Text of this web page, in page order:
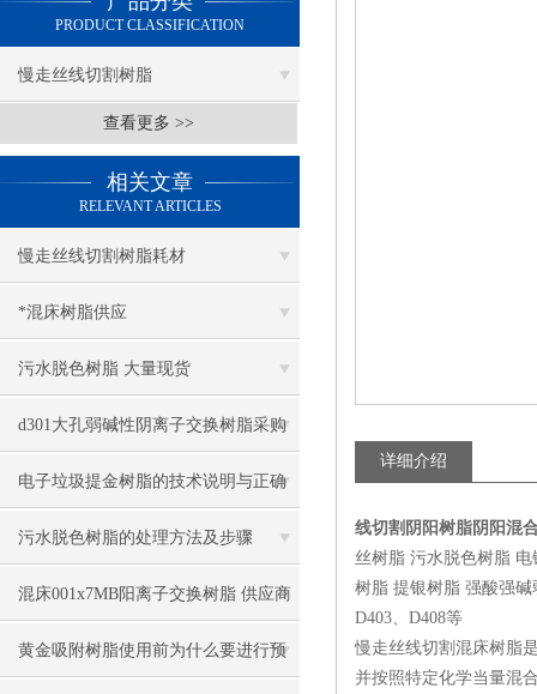
PRODUCT CLASSIFICATION
慢走丝线切割树脂
查看更多 >>
相关文章
RELEVANT ARTICLES
慢走丝线切割树脂耗材
*混床树脂供应
污水脱色树脂 大量现货
d301大孔弱碱性阴离子交换树脂采购
电子垃圾提金树脂的技术说明与正确
清洗流程
污水脱色树脂的处理方法及步骤
混床001x7MB阳离子交换树脂 供应商
黄金吸附树脂使用前为什么要进行预
详细介绍
线切割阴阳树脂阴阳混
丝树脂 污水脱色树脂
树脂 提银树脂 强酸强碱
D403、D408等
慢走丝线切割混床树脂
并按照特定化学当量混